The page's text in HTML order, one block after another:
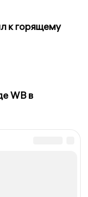
к горящему
WB в